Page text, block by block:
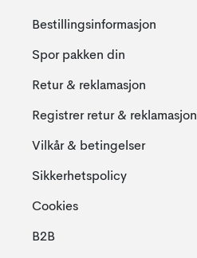
Bestillingsinformasjon
Spor pakken din
Retur & reklamasjon
Registrer retur & reklamasjon
Vilkår & betingelser
Sikkerhetspolicy
Cookies
B2B